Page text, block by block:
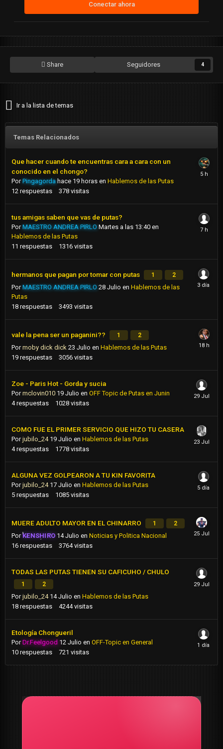
Conectar ahora
Share Seguidores 4
Ir a la lista de temas
Temas Relacionados
Que hacer cuando te encuentras cara a cara con un
conocido en el chongo?
PorPingagorda hace 19 horas en Hablemos de las Putas
12 respuestas 378 visitas
tus amigas saben que vas de putas?
PorMAESTRO ANDREA PIRLO Martes a las 13:40 en
Hablemos de las Putas
11 respuestas 1316 visitas
hermanos que pagan por tomar con putas 1 2
PorMAESTRO ANDREA PIRLO 28 Julio en Hablemos de las
Putas
18 respuestas 3493 visitas
vale la pena ser un paganini?? 1 2
Pormoby dick dick 23 Julio en Hablemos de las Putas
19 respuestas 3056 visitas
Zoe - Paris Hot - Gorda y sucia
Pormclovin010 19 Julio en OFF Topic de Putas en Junin
4 respuestas 1028 visitas
COMO FUE EL PRIMER SERVICIO QUE HIZO TU CASERA
Porjubilo_24 19 Julio en Hablemos de las Putas
4 respuestas 1778 visitas
ALGUNA VEZ GOLPEARON A TU KIN FAVORITA
Porjubilo_24 17 Julio en Hablemos de las Putas
5 respuestas 1085 visitas
MUERE ADULTO MAYOR EN EL CHINARRO 1 2
PorKENSHIRO 14 Julio enNoticias y Politica Nacional
16 respuestas 3764 visitas
TODAS LAS PUTAS TIENEN SU CAFICUHO / CHULO
1 2
Porjubilo_24 14 Julio en Hablemos de las Putas
18 respuestas 4244 visitas
Etología Chongueril
PorDr.Feelgood 12 Julio en OFF-Topic en General
10 respuestas 721 visitas